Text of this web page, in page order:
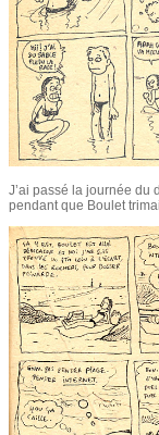
J’ai passé la journée du
pendant que Boulet